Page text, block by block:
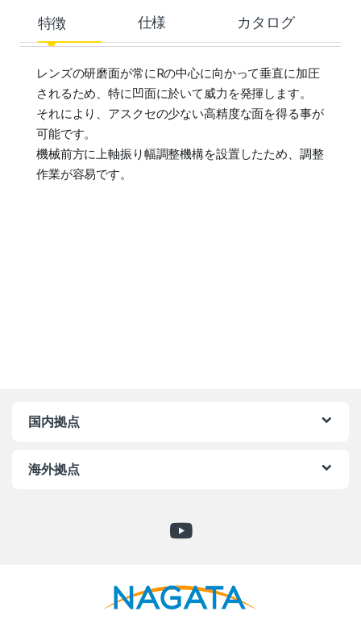
特徴 仕様 カタログ
レンズの研磨面が常にRの中心に向かって垂直に加圧
されるため、特に凹面に於いて威力を発揮します。
それにより、アスクセの少ない高精度な面を得る事が
可能です。
機械前方に上軸振り幅調整機構を設置したため、調整
作業が容易です。
国内拠点
海外拠点